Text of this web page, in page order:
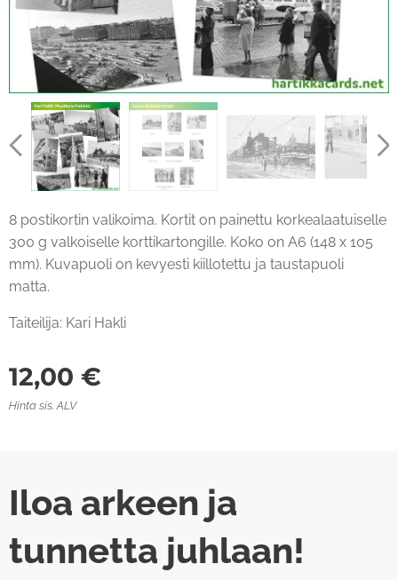
8 postikortin valikoima. Kortit on painettu korkealaatuiselle
300 g valkoiselle korttikartongille. Koko on A6 (148 x 105
mm). Kuvapuoli on kevyesti kiillotettu ja taustapuoli
matta.
Taiteilija: Kari Hakli
12,00 €
Hinta sis. ALV
Iloa arkeen ja
tunnetta juhlaan!